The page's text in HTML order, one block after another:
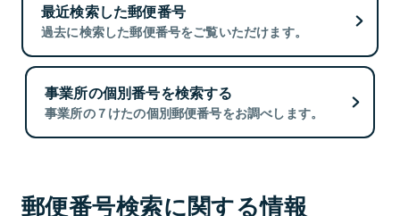
最近検索した郵便番号
過去に検索した郵便番号をご覧いただけます。
事業所の個別番号を検索する
事業所の７けたの個別郵便番号をお調べします。
郵便番号検索に関する情報